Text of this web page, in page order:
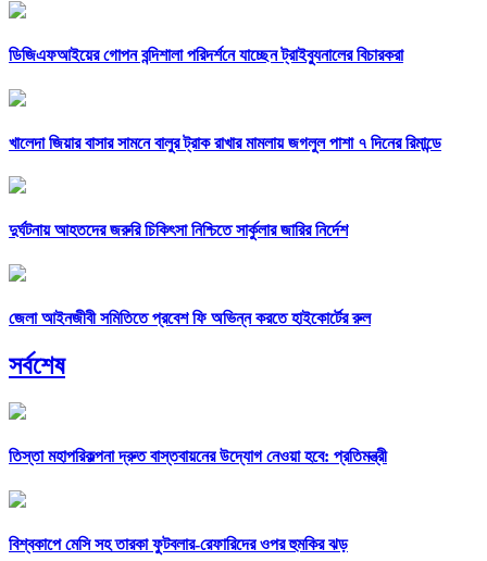
ডিজিএফআইয়ের গোপন বন্দিশালা পরিদর্শনে যাচ্ছেন ট্রাইব্যুনালের বিচারকরা
খালেদা জিয়ার বাসার সামনে বালুর ট্রাক রাখার মামলায় জগলুল পাশা ৭ দিনের রিমান্ডে
দুর্ঘটনায় আহতদের জরুরি চিকিৎসা নিশ্চিতে সার্কুলার জারির নির্দেশ
জেলা আইনজীবী সমিতিতে প্রবেশ ফি অভিন্ন করতে হাইকোর্টের রুল
সর্বশেষ
তিস্তা মহাপরিকল্পনা দ্রুত বাস্তবায়নের উদ্যোগ নেওয়া হবে: প্রতিমন্ত্রী
বিশ্বকাপে মেসি সহ তারকা ফুটবলার-রেফারিদের ওপর হুমকির ঝড়